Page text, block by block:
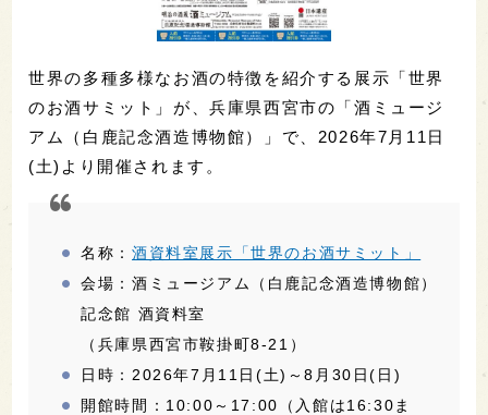
世界の多種多様なお酒の特徴を紹介する展示「世界
のお酒サミット」が、兵庫県西宮市の「酒ミュージ
アム（白鹿記念酒造博物館）」で、2026年7月11日
(土)より開催されます。
名称：酒資料室展示「世界のお酒サミット」
会場：酒ミュージアム（白鹿記念酒造博物館）
記念館 酒資料室
（兵庫県西宮市鞍掛町8-21）
日時：2026年7月11日(土)～8月30日(日)
開館時間：10:00～17:00（入館は16:30ま